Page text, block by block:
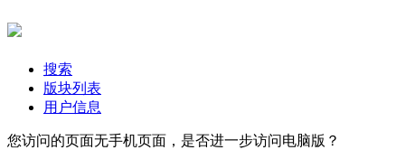
搜索
版块列表
用户信息
您访问的页面无手机页面，是否进一步访问电脑版？